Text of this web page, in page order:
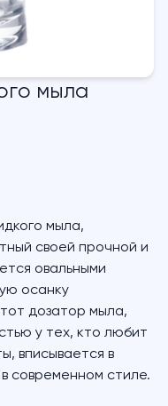
мыла
мыла,
своей прочной и
овальными
осанку
дозатор мыла,
у тех, кто любит
вписывается в
современном стиле.